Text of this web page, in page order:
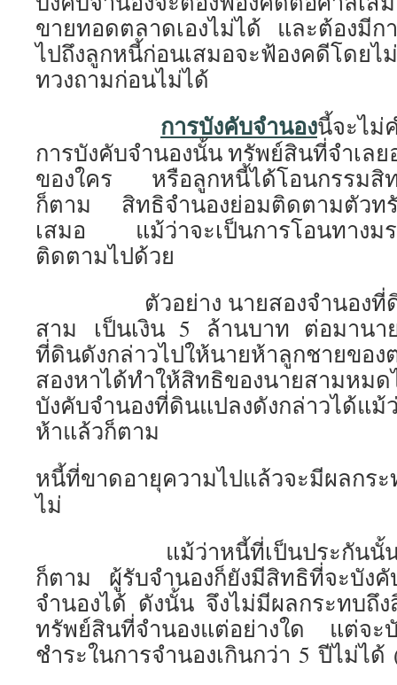
ขายทอดตลาดเองไม่ได้ และต้องมีก
ไปถึงลูกหนี้ก่อนเสมอจะฟ้องคดีโดยไ
ทวงถามก่อนไม่ได้
การบังคับจำนองนี้จะไม่
การบังคับจำนองนั้น ทรัพย์สินที่จำเล
ของใคร หรือลูกหนี้ได้โอนกรรมสิ
ก็ตาม สิทธิจำนองย่อมติดตามตัวท
เสมอ แม้ว่าจะเป็นการโอนทางม
ติดตามไปด้วย
ตัวอย่าง นายสองจำนองที่ดิน
สาม เป็นเงิน 5 ล้านบาท ต่อมานา
ที่ดินดังกล่าวไปให้นายห้าลูกชายขอ
สองหาได้ทำให้สิทธิของนายสามหม
บังคับจำนองที่ดินแปลงดังกล่าวได้แม้
ห้าแล้วก็ตาม
หนี้ที่ขาดอายุความไปแล้วจะมีผลกระ
ไม่
แม้ว่าหนี้ที่เป็นประกันนั้นจะ
ก็ตาม ผู้รับจำนองก็ยังมีสิทธิที่จะบังคั
จำนองได้ ดังนั้น จึงไม่มีผลกระทบถึ
ทรัพย์สินที่จำนองแต่อย่างใด แต่จะบั
ชำระในการจำนองเกินกว่า 5 ปีไม่ไ